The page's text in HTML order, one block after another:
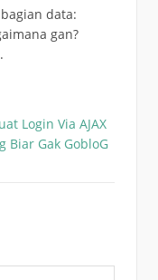
data:
gan?
Login Via AJAX
Biar Gak GobloG